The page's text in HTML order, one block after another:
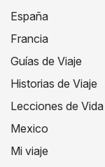
España
Francia
Guías de Viaje
Historias de Viaje
Lecciones de Vida
Mexico
Mi viaje